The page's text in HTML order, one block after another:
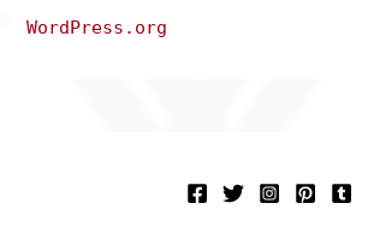
WordPress.org